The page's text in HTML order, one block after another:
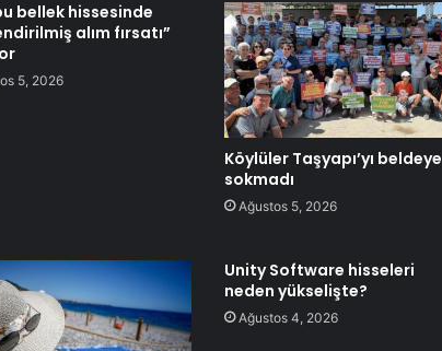
bellek hissesinde
alım fırsatı”
5, 2026
Köylüler Taşyapı’yı beldeye
sokmadı
Ağustos 5, 2026
Unity Software hisseleri
neden yükselişte?
Ağustos 4, 2026